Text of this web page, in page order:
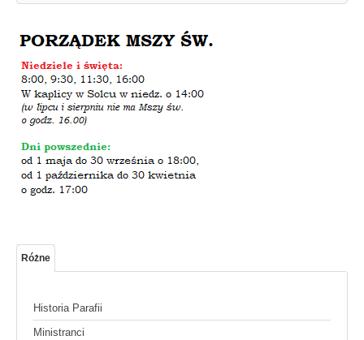
Różne
Historia Parafii
Ministranci